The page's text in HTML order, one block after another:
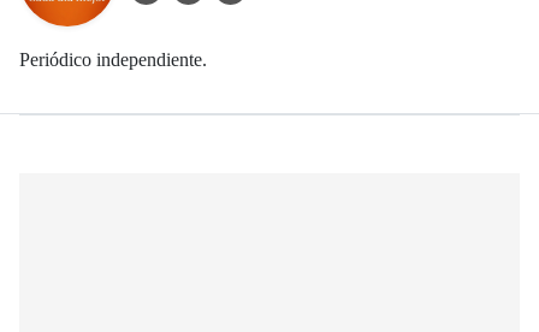
Periódico independiente.